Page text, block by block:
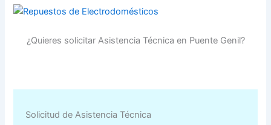
¿Quieres solicitar Asistencia Técnica en Puente Genil?
Solicitud de Asistencia Técnica